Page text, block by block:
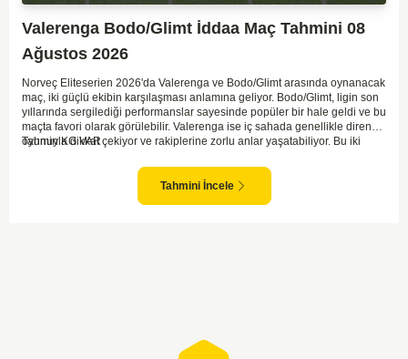
Valerenga Bodo/Glimt İddaa Maç Tahmini 08
Ağustos 2026
Norveç Eliteserien 2026'da Valerenga ve Bodo/Glimt arasında oynanacak
maç, iki güçlü ekibin karşılaşması anlamına geliyor. Bodo/Glimt, ligin son
yıllarında sergilediği performanslar sayesinde popüler bir hale geldi ve bu
maçta favori olarak görülebilir. Valerenga ise iç sahada genellikle dirençli
oyunuyla dikkat çekiyor ve rakiplerine zorlu anlar yaşatabiliyor. Bu iki
karşılaşmalara tanık olabiliyoruz. Taraftar desteğini arkasına alarak
sahasında etkili performans sergileyen Valerenga, Bodo/Glimt karşısında
gol bulmakta zorlanmayabilir. Aynı şekilde, Bodo/Glimt'in de hücum gücü
Tahmin KG VAR
Tahmini İncele